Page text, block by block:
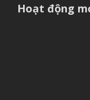
Hoạt động